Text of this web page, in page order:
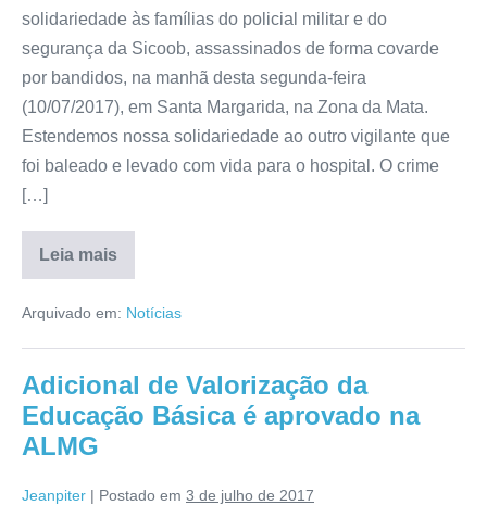
solidariedade às famílias do policial militar e do
segurança da Sicoob, assassinados de forma covarde
por bandidos, na manhã desta segunda-feira
(10/07/2017), em Santa Margarida, na Zona da Mata.
Estendemos nossa solidariedade ao outro vigilante que
foi baleado e levado com vida para o hospital. O crime
[…]
Leia mais
Arquivado em: Notícias
Adicional de Valorização da
Educação Básica é aprovado na
ALMG
Jeanpiter | Postado em 3 de julho de 2017